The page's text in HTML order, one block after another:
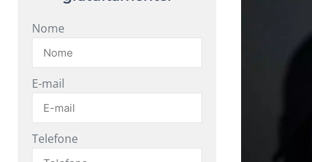
Nome
E-mail
Telefone